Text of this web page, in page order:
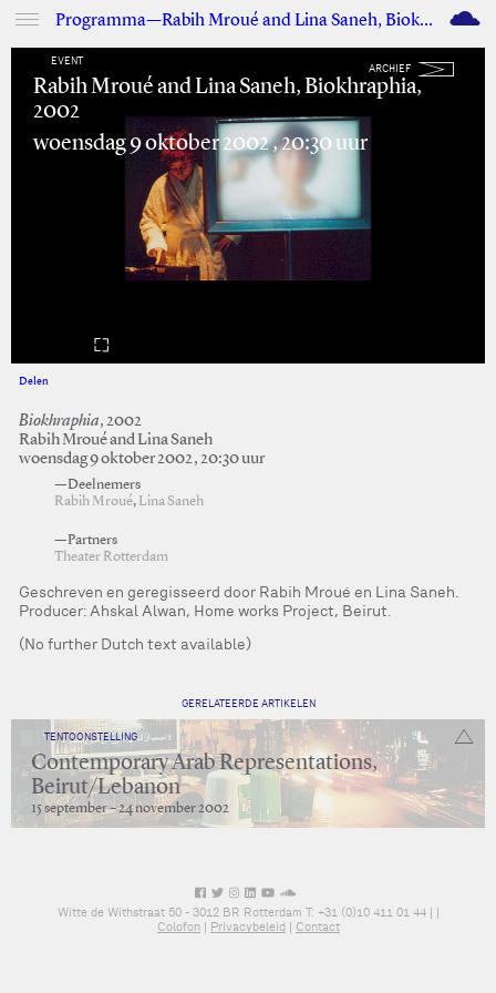
Programma—Rabih Mroué and Lina Saneh, Biokhraphia, 2002 M
EVENT
ARCHIEF
Rabih Mroué and Lina Saneh, Biokhraphia,
2002
woensdag 9 oktober 2002 , 20:30 uur
Delen
Biokhraphia, 2002
Rabih Mroué and Lina Saneh
woensdag 9 oktober 2002, 20:30 uur
—Deelnemers
Rabih Mroué, Lina Saneh
—Partners
Theater Rotterdam
Geschreven en geregisseerd door Rabih Mroué en Lina Saneh.
Producer: Ahskal Alwan, Home works Project, Beirut.
(No further Dutch text available)
GERELATEERDE ARTIKELEN
TENTOONSTELLING
Contemporary Arab Representations,
Beirut/Lebanon
15 september – 24 november 2002
Witte de Withstraat 50 - 3012 BR Rotterdam T: +31 (0)10 411 01 44 |
Colofon| Privacybeleid Contact